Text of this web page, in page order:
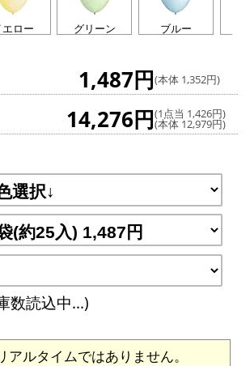
エロー グリーン ブルー
1,487円(本体 1,352円)
14,276円(1点当 1,426円)
(本体 12,979円)
数読込中...)
アルタイムではありません。